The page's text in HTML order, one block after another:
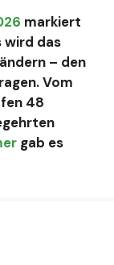
markiert
wird das
– den
Vom
48
gab es